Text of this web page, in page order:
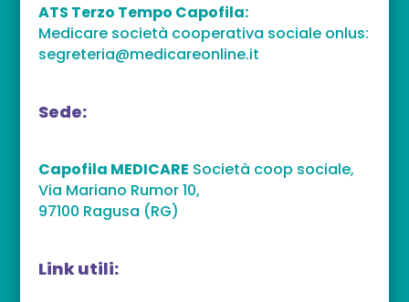
ATS Terzo Tempo Capofila:
Medicare società cooperativa sociale onlus:
segreteria@medicareonline.it
Sede:
Capofila MEDICARE Società coop sociale,
Via Mariano Rumor 10,
97100 Ragusa (RG)
Link utili: